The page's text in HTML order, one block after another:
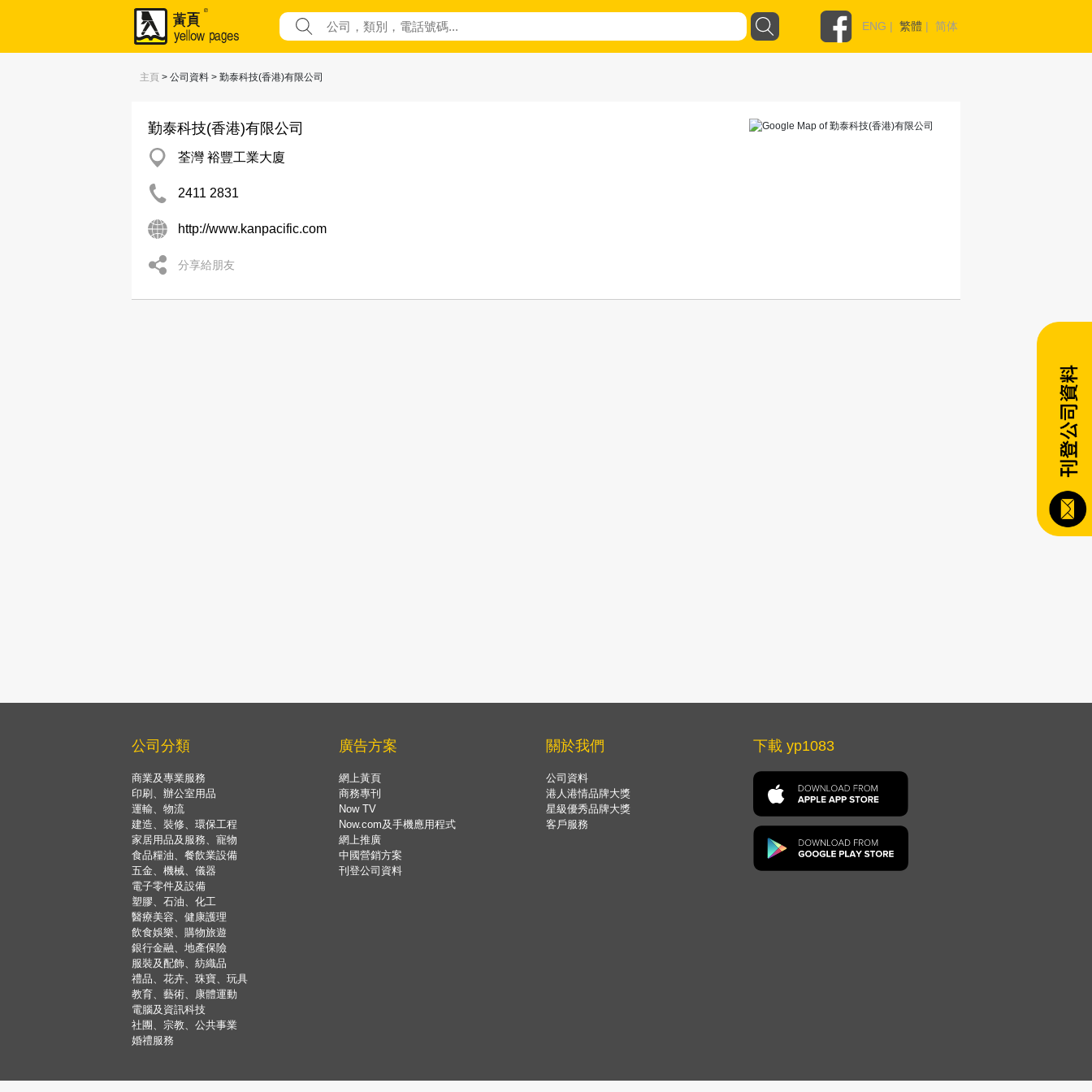
ENG | 繁體 | 简体
主頁 > 公司資料 > 勤泰科技(香港)有限公司
勤泰科技(香港)有限公司
荃灣 裕豐工業大廈
2411 2831
http://www.kanpacific.com
分享給朋友
公司分類
商業及專業服務
印刷、辦公室用品
運輸、物流
建造、裝修、環保工程
家居用品及服務、寵物
食品糧油、餐飲業設備
五金、機械、儀器
電子零件及設備
塑膠、石油、化工
醫療美容、健康護理
飲食娛樂、購物旅遊
銀行金融、地產保險
服裝及配飾、紡織品
禮品、花卉、珠寶、玩具
教育、藝術、康體運動
電腦及資訊科技
社團、宗教、公共事業
婚禮服務
廣告方案
網上黃頁
商務專刊
Now TV
Now.com及手機應用程式
網上推廣
中國營銷方案
刊登公司資料
關於我們
公司資料
港人港情品牌大獎
星級優秀品牌大獎
客戶服務
下載 yp1083